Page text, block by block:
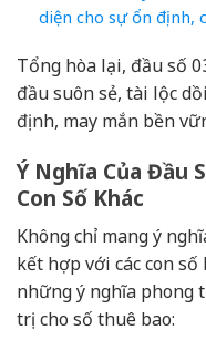
diện cho sự ổn định,
Tổng hòa lại, đầu số
đầu suôn sẻ, tài lộc
định, may mắn bền
Ý Nghĩa Của Đầu
Con Số Khác
Không chỉ mang ý
kết hợp với các con
những ý nghĩa phong
trị cho số thuê bao: